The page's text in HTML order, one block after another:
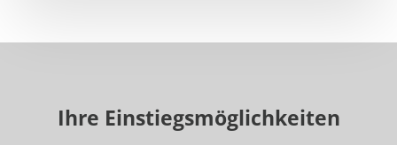
Ihre Einstiegsmöglichkeiten